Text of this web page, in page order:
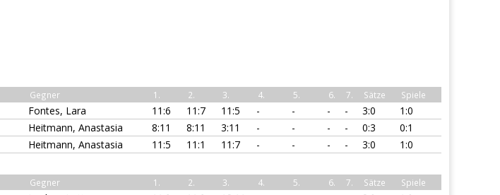
Gegner 1. 2. 3. 4. 5. 6. 7. Sätze Spiele
Fontes, Lara 11:6 11:7 11:5 - - - - 3:0
1:0
Heitmann, Anastasia 8:11 8:11 3:11 - - - - 0:3
0:1
Heitmann, Anastasia 11:5 11:1 11:7 - - - - 3:0
1:0
Gegner 1. 2. 3. 4. 5. 6. 7. Sätze Spiele